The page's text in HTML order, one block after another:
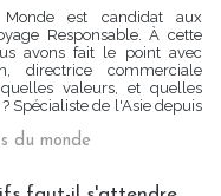
est candidat aux
Responsable. À cette
avons fait le point avec
directrice commerciale
valeurs, et quelles
Spécialiste de l'Asie depuis
du monde